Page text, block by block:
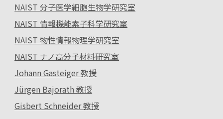
NAIST 分子医学細胞生物学研究室
NAIST 情報機能素子科学研究室
NAIST 物性情報物理学研究室
NAIST ナノ高分子材料研究室
Johann Gasteiger 教授
Jürgen Bajorath 教授
Gisbert Schneider 教授